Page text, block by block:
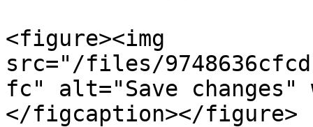
<figure><img
src="/files/
fc" alt="Save changes"
</figcaption></figure>